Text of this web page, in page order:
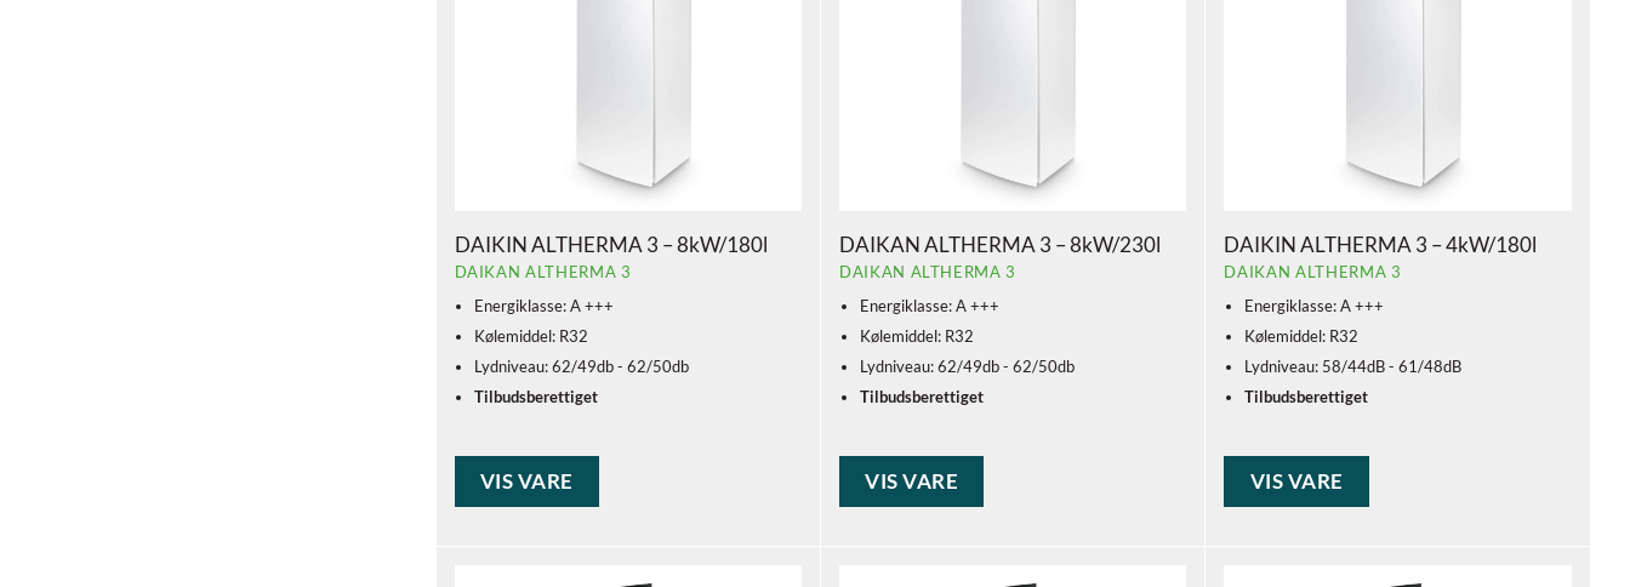
DAIKIN ALTHERMA 3 – 8kW/180l
DAIKAN ALTHERMA 3
Energiklasse: A +++
Kølemiddel: R32
Lydniveau: 62/49db - 62/50db
Tilbudsberettiget
VIS VARE
DAIKAN ALTHERMA 3 – 8kW/230l
DAIKAN ALTHERMA 3
Energiklasse: A +++
Kølemiddel: R32
Lydniveau: 62/49db - 62/50db
Tilbudsberettiget
VIS VARE
DAIKIN ALTHERMA 3 – 4kW/180l
DAIKAN ALTHERMA 3
Energiklasse: A +++
Kølemiddel: R32
Lydniveau: 58/44dB - 61/48dB
Tilbudsberettiget
VIS VARE